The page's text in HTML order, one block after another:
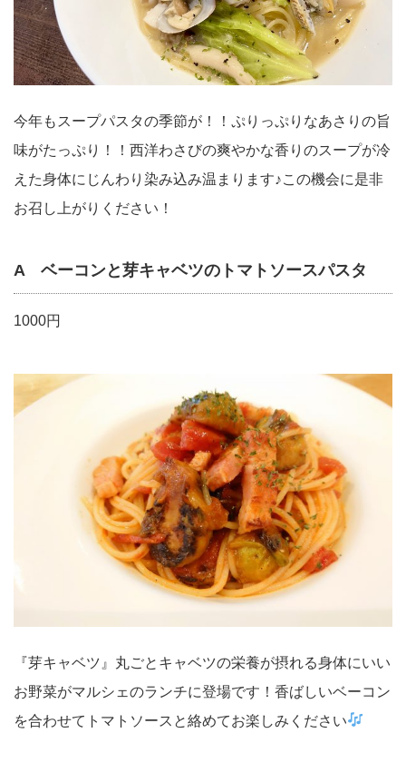
今年もスープパスタの季節が！！ぷりっぷりなあさりの旨
味がたっぷり！！西洋わさびの爽やかな香りのスープが冷
えた身体にじんわり染み込み温まります♪この機会に是非
お召し上がりください！
A ベーコンと芽キャベツのトマトソースパスタ
1000円
『芽キャベツ』丸ごとキャベツの栄養が摂れる身体にいい
お野菜がマルシェのランチに登場です！香ばしいベーコン
を合わせてトマトソースと絡めてお楽しみください